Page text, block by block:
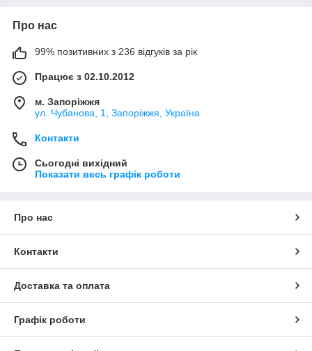
Про нас
99% позитивних з 236 відгуків за рік
Працює з 02.10.2012
м. Запоріжжя
ул. Чубанова, 1, Запоріжжя, Україна
Контакти
Сьогодні вихідний
Показати весь графік роботи
Про нас
Контакти
Доставка та оплата
Графік роботи